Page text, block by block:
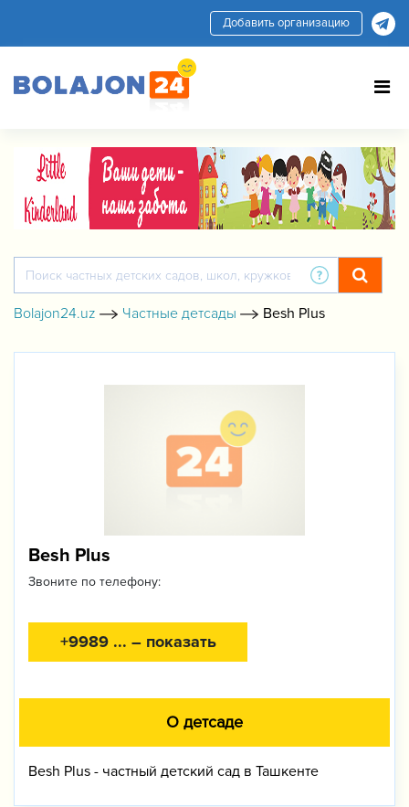
Добавить организацию
Bolajon24.uz Частные детсады Besh Plus
Besh Plus
Звоните по телефону:
+9989 ... – показать
О детсаде
Besh Plus - частный детский сад в Ташкенте